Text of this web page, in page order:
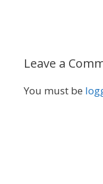
Leave a
You must be